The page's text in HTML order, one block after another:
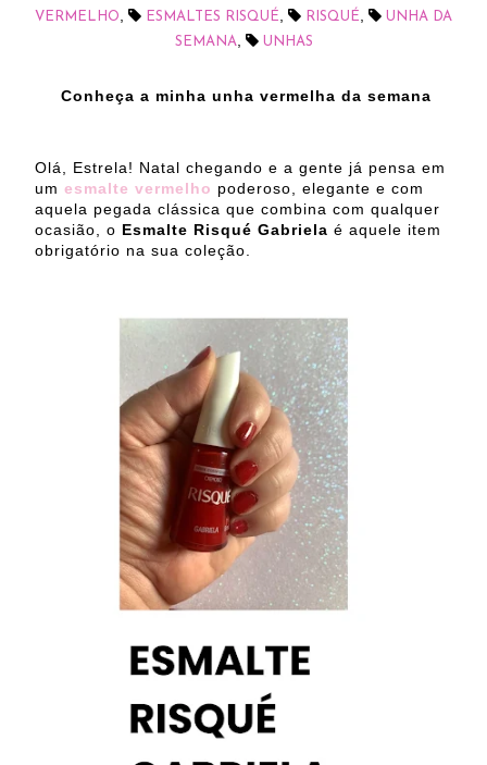
VERMELHO
ESMALTES RISQUÉ RISQUÉ
UNHA DA
SEMANA
UNHAS
Conheça a minha unha vermelha da semana
Olá, Estrela! Natal chegando e a gente já pensa em
um esmalte vermelho poderoso, elegante e com
aquela pegada clássica que combina com qualquer
ocasião, o Esmalte Risqué Gabriela é aquele item
obrigatório na sua coleção.